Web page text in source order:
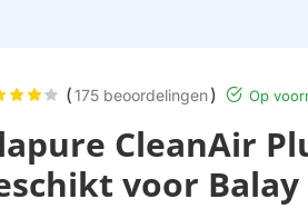
CleanAir
voor Balay
(175 beoordelingen) Op